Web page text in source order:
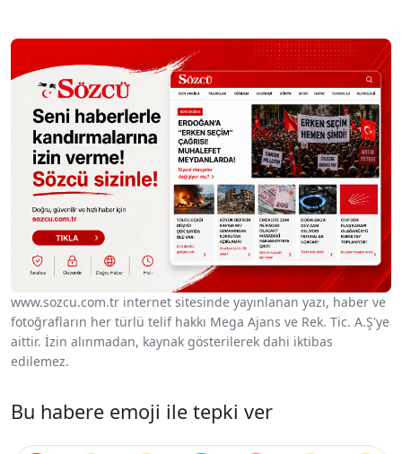
www.sozcu.com.tr internet sitesinde yayınlanan yazı, haber ve
fotoğrafların her türlü telif hakkı Mega Ajans ve Rek. Tic. A.Ş'ye
aittir. İzin alınmadan, kaynak gösterilerek dahi iktibas
edilemez.
Bu habere emoji ile tepki ver